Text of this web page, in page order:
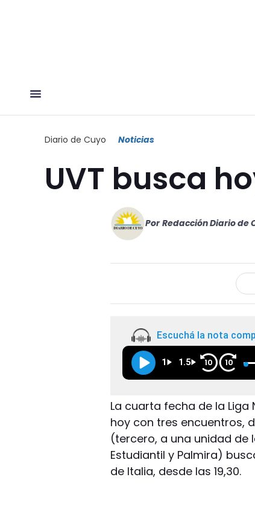
Diario de Cuyo Noticias
UVT busca
Por Redacción Diario de
Escuchá la nota
1 1.5 10 10
La cuarta fecha de la
hoy con tres encuentros,
(tercero, a una unidad
Estudiantil y Palmira)
de Italia, desde las 19,30.